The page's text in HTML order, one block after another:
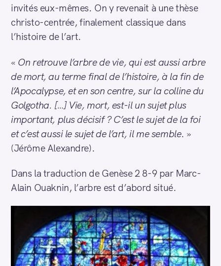
invités eux-mêmes. On y revenait à une thèse
christo-centrée, finalement classique dans
l’histoire de l’art.
« On retrouve l’arbre de vie, qui est aussi arbre
de mort, au terme final de l’histoire, à la fin de
l’Apocalypse, et en son centre, sur la colline du
Golgotha. […] Vie, mort, est-il un sujet plus
important, plus décisif ? C’est le sujet de la foi
et c’est aussi le sujet de l’art, il me semble. »
(Jérôme Alexandre).
Dans la traduction de Genèse 2 8-9 par Marc-
Alain Ouaknin, l’arbre est d’abord situé.